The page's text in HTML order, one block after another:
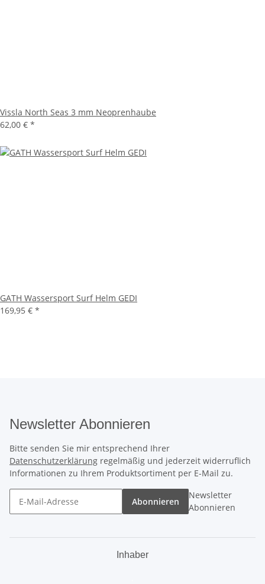
Vissla North Seas 3 mm Neoprenhaube
62,00 € *
GATH Wassersport Surf Helm GEDI
169,95 € *
Newsletter Abonnieren
Bitte senden Sie mir entsprechend Ihrer
Datenschutzerklärung regelmäßig und jederzeit widerruflich
Informationen zu Ihrem Produktsortiment per E-Mail zu.
Abonnieren
Newsletter
Abonnieren
Inhaber